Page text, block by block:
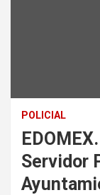
POLICIAL
Servidor